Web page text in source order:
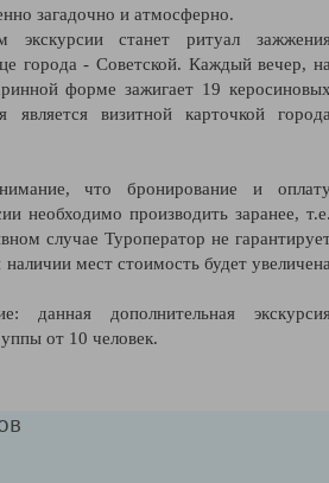
загадочно и атмосферно.
экскурсии станет ритуал
города - Советской. Каждый вечер,
форме зажигает 19
является визитной карточкой
что бронирование и
необходимо производить заранее,
случае Туроператор не
мест стоимость будет
данная дополнительная
от 10 человек.